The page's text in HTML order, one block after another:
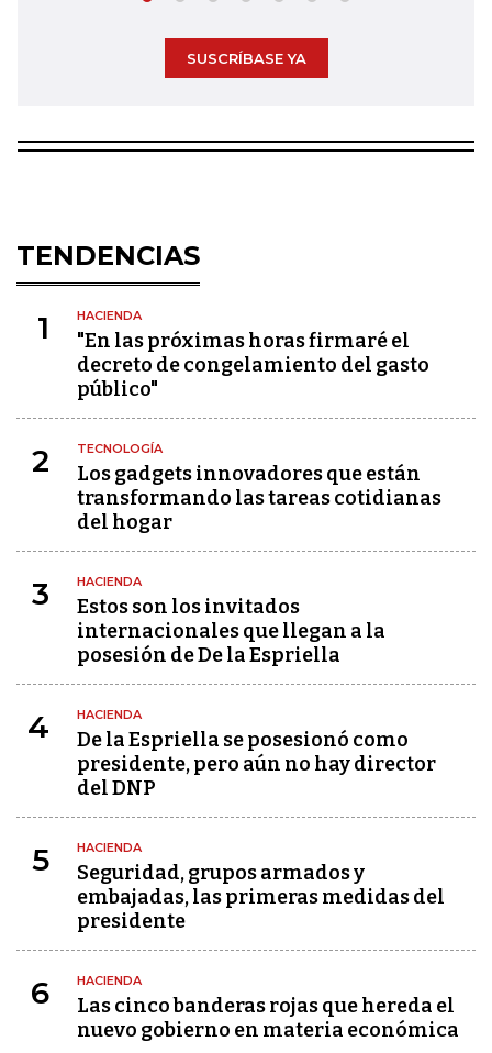
SUSCRÍBASE YA
TENDENCIAS
1 HACIENDA
"En las próximas horas firmaré el
decreto de congelamiento del gasto
público"
2 TECNOLOGÍA
Los gadgets innovadores que están
transformando las tareas cotidianas
del hogar
3 HACIENDA
Estos son los invitados
internacionales que llegan a la
posesión de De la Espriella
4 HACIENDA
De la Espriella se posesionó como
presidente, pero aún no hay director
del DNP
5 HACIENDA
Seguridad, grupos armados y
embajadas, las primeras medidas del
presidente
6 HACIENDA
Las cinco banderas rojas que hereda el
nuevo gobierno en materia económica